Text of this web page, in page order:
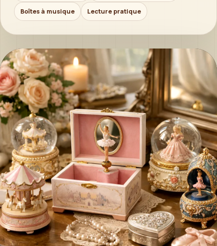
Boîtes à musique Lecture pratique